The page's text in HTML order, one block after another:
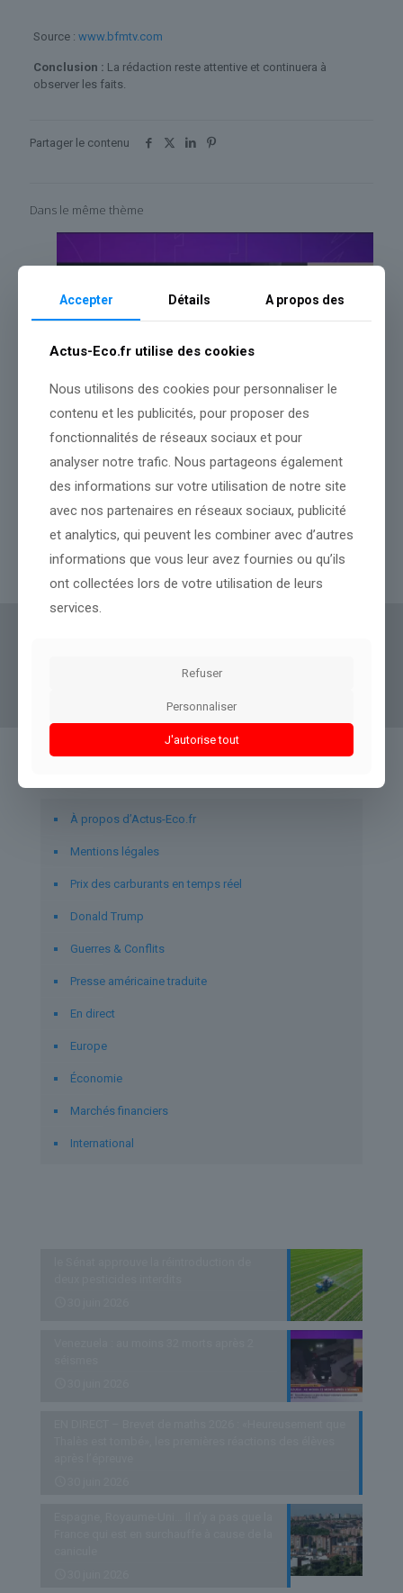
Source : www.bfmtv.com
Conclusion : La rédaction reste attentive et continuera à
observer les faits.
Partager le contenu
Dans le même thème
Venezuela : au moins 32 morts après 2 séismes
Lire l’article
informations politiques, géopolitiques et
À propos d’Actus-Eco.fr
Mentions légales
Prix des carburants en temps réel
Donald Trump
Guerres & Conflits
Presse américaine traduite
En direct
Europe
Économie
Marchés financiers
International
Accepter Détails A propos des
Actus-Eco.fr utilise des cookies
Nous utilisons des cookies pour personnaliser le
contenu et les publicités, pour proposer des
fonctionnalités de réseaux sociaux et pour
analyser notre trafic. Nous partageons également
des informations sur votre utilisation de notre site
avec nos partenaires en réseaux sociaux, publicité
et analytics, qui peuvent les combiner avec d’autres
informations que vous leur avez fournies ou qu’ils
ont collectées lors de votre utilisation de leurs
services.
Refuser
Personnaliser
J'autorise tout